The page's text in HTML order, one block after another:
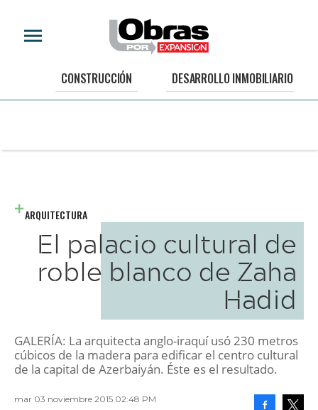
CONSTRUCCIÓN DESARROLLO INMOBILIARIO
ARQUITECTURA
El palacio cultural de
roble blanco de Zaha
Hadid
GALERÍA: La arquitecta anglo-iraquí usó 230 metros
cúbicos de la madera para edificar el centro cultural
de la capital de Azerbaiyán. Éste es el resultado.
mar 03 noviembre 2015 02:48 PM